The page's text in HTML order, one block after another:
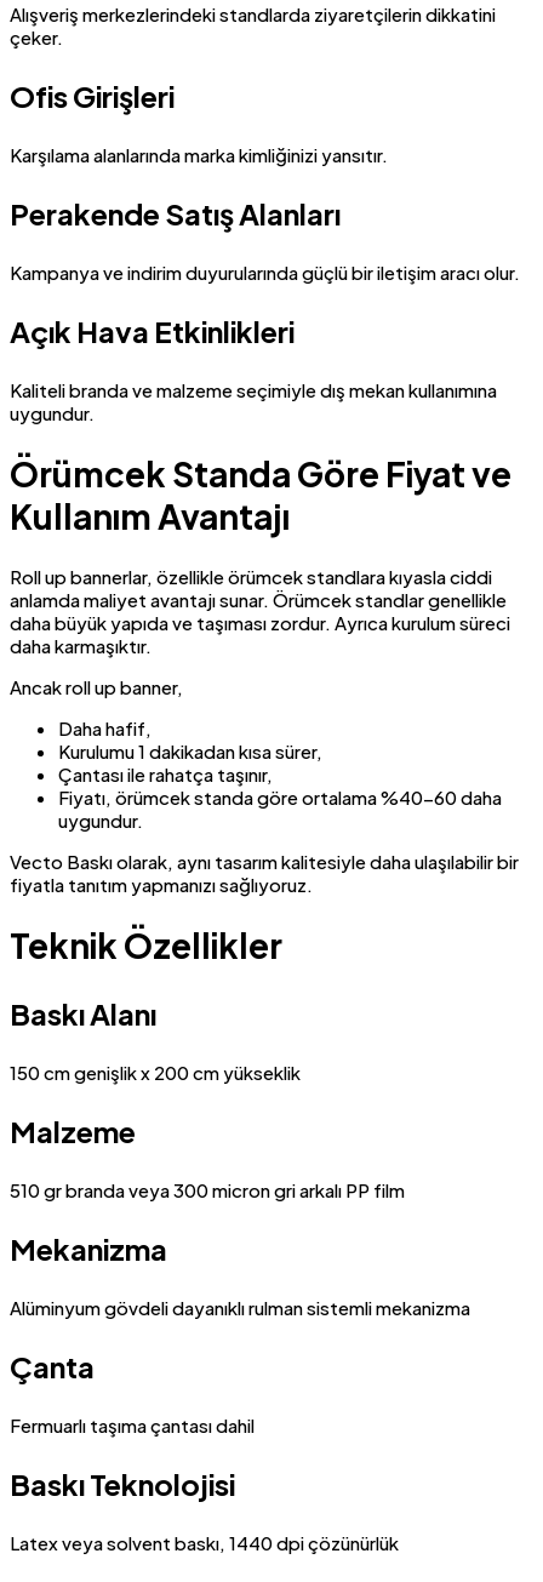
Alışveriş merkezlerindeki standlarda ziyaretçilerin dikkatini
çeker.
Ofis Girişleri
Karşılama alanlarında marka kimliğinizi yansıtır.
Perakende Satış Alanları
Kampanya ve indirim duyurularında güçlü bir iletişim aracı olur.
Açık Hava Etkinlikleri
Kaliteli branda ve malzeme seçimiyle dış mekan kullanımına
uygundur.
Örümcek Standa Göre Fiyat ve
Kullanım Avantajı
Roll up bannerlar, özellikle örümcek standlara kıyasla ciddi
anlamda maliyet avantajı sunar. Örümcek standlar genellikle
daha büyük yapıda ve taşıması zordur. Ayrıca kurulum süreci
daha karmaşıktır.
Ancak roll up banner,
Daha hafif,
Kurulumu 1 dakikadan kısa sürer,
Çantası ile rahatça taşınır,
Fiyatı, örümcek standa göre ortalama %40-60 daha
uygundur.
Vecto Baskı olarak, aynı tasarım kalitesiyle daha ulaşılabilir bir
fiyatla tanıtım yapmanızı sağlıyoruz.
Teknik Özellikler
Baskı Alanı
150 cm genişlik x 200 cm yükseklik
Malzeme
510 gr branda veya 300 micron gri arkalı PP film
Mekanizma
Alüminyum gövdeli dayanıklı rulman sistemli mekanizma
Çanta
Fermuarlı taşıma çantası dahil
Baskı Teknolojisi
Latex veya solvent baskı, 1440 dpi çözünürlük